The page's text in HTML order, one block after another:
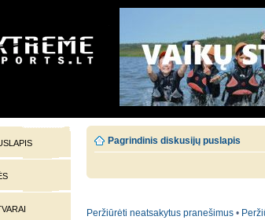
SPORTS.LT
Pagrindinis diskusijų puslapis
Peržiūrėti neatsakytus pranešimus •